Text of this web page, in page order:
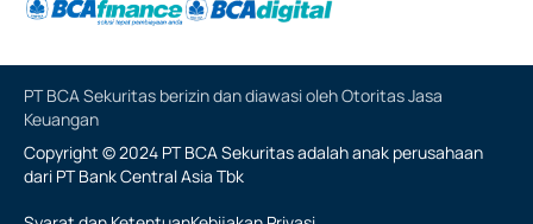
PT BCA Sekuritas berizin dan diawasi oleh Otoritas Jasa
Keuangan
Copyright © 2024 PT BCA Sekuritas adalah anak perusahaan
dari PT Bank Central Asia Tbk